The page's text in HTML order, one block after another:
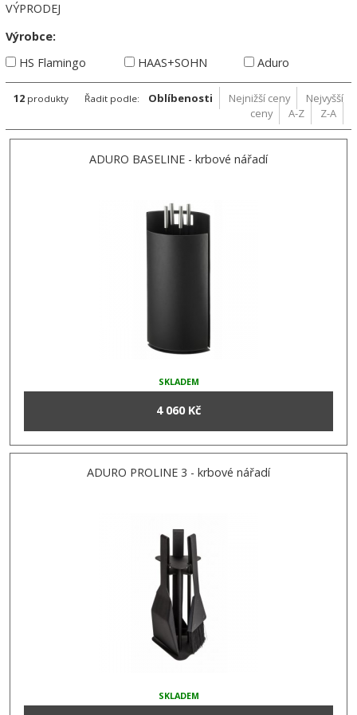
VÝPRODEJ
Výrobce:
HS Flamingo
HAAS+SOHN Aduro
12 produkty Řadit podle: Oblíbenosti Nejnižší ceny
Nejvyšší
ceny
A-Z Z-A
ADURO BASELINE - krbové nářadí
SKLADEM
4 060 Kč
ADURO PROLINE 3 - krbové nářadí
SKLADEM